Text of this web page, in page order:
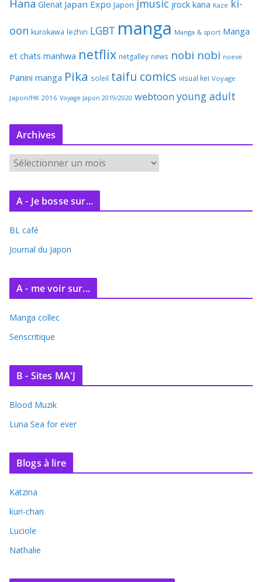
Hana Glenat Japan Expo Japon jmusic jrock kana Kaze ki-
oon kurokawa lezhin LGBT manga Manga & sport Manga
et chats manhwa netflix netgalley news nobi nobi noeve
Panini manga Pika soleil taifu comics visual kei Voyage
Japon/HK 2016 Voyage Japon 2019/2020 webtoon young adult
Archives
c
v
e
A - Je bosse sur...
BL café
Journal du Japon
A - me voir sur...
Manga collec
Senscritique
B - Sites MA'J
Blood Muzik
Luna Sea for ever
Blogs à lire
Katzina
kuri-chan
Luciole
Nathalie